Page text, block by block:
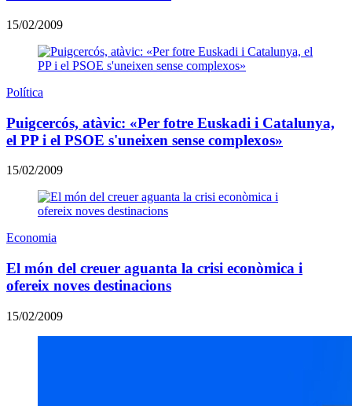
15/02/2009
Política
Puigcercós, atàvic: «Per fotre Euskadi i Catalunya,
el PP i el PSOE s'uneixen sense complexos»
15/02/2009
Economia
El món del creuer aguanta la crisi econòmica i
ofereix noves destinacions
15/02/2009